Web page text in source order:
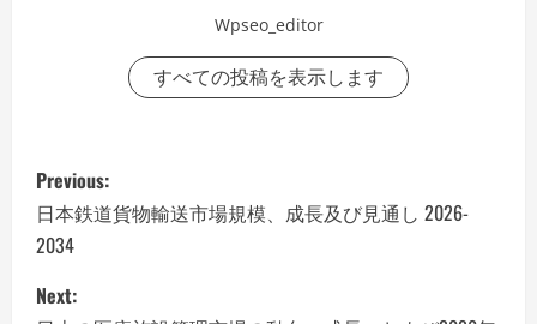
Wpseo_editor
すべての投稿を表示します
P
o
s
Previous:
日本鉄道貨物輸送市場規模、成長及び見通し 2026-
2034
Next: